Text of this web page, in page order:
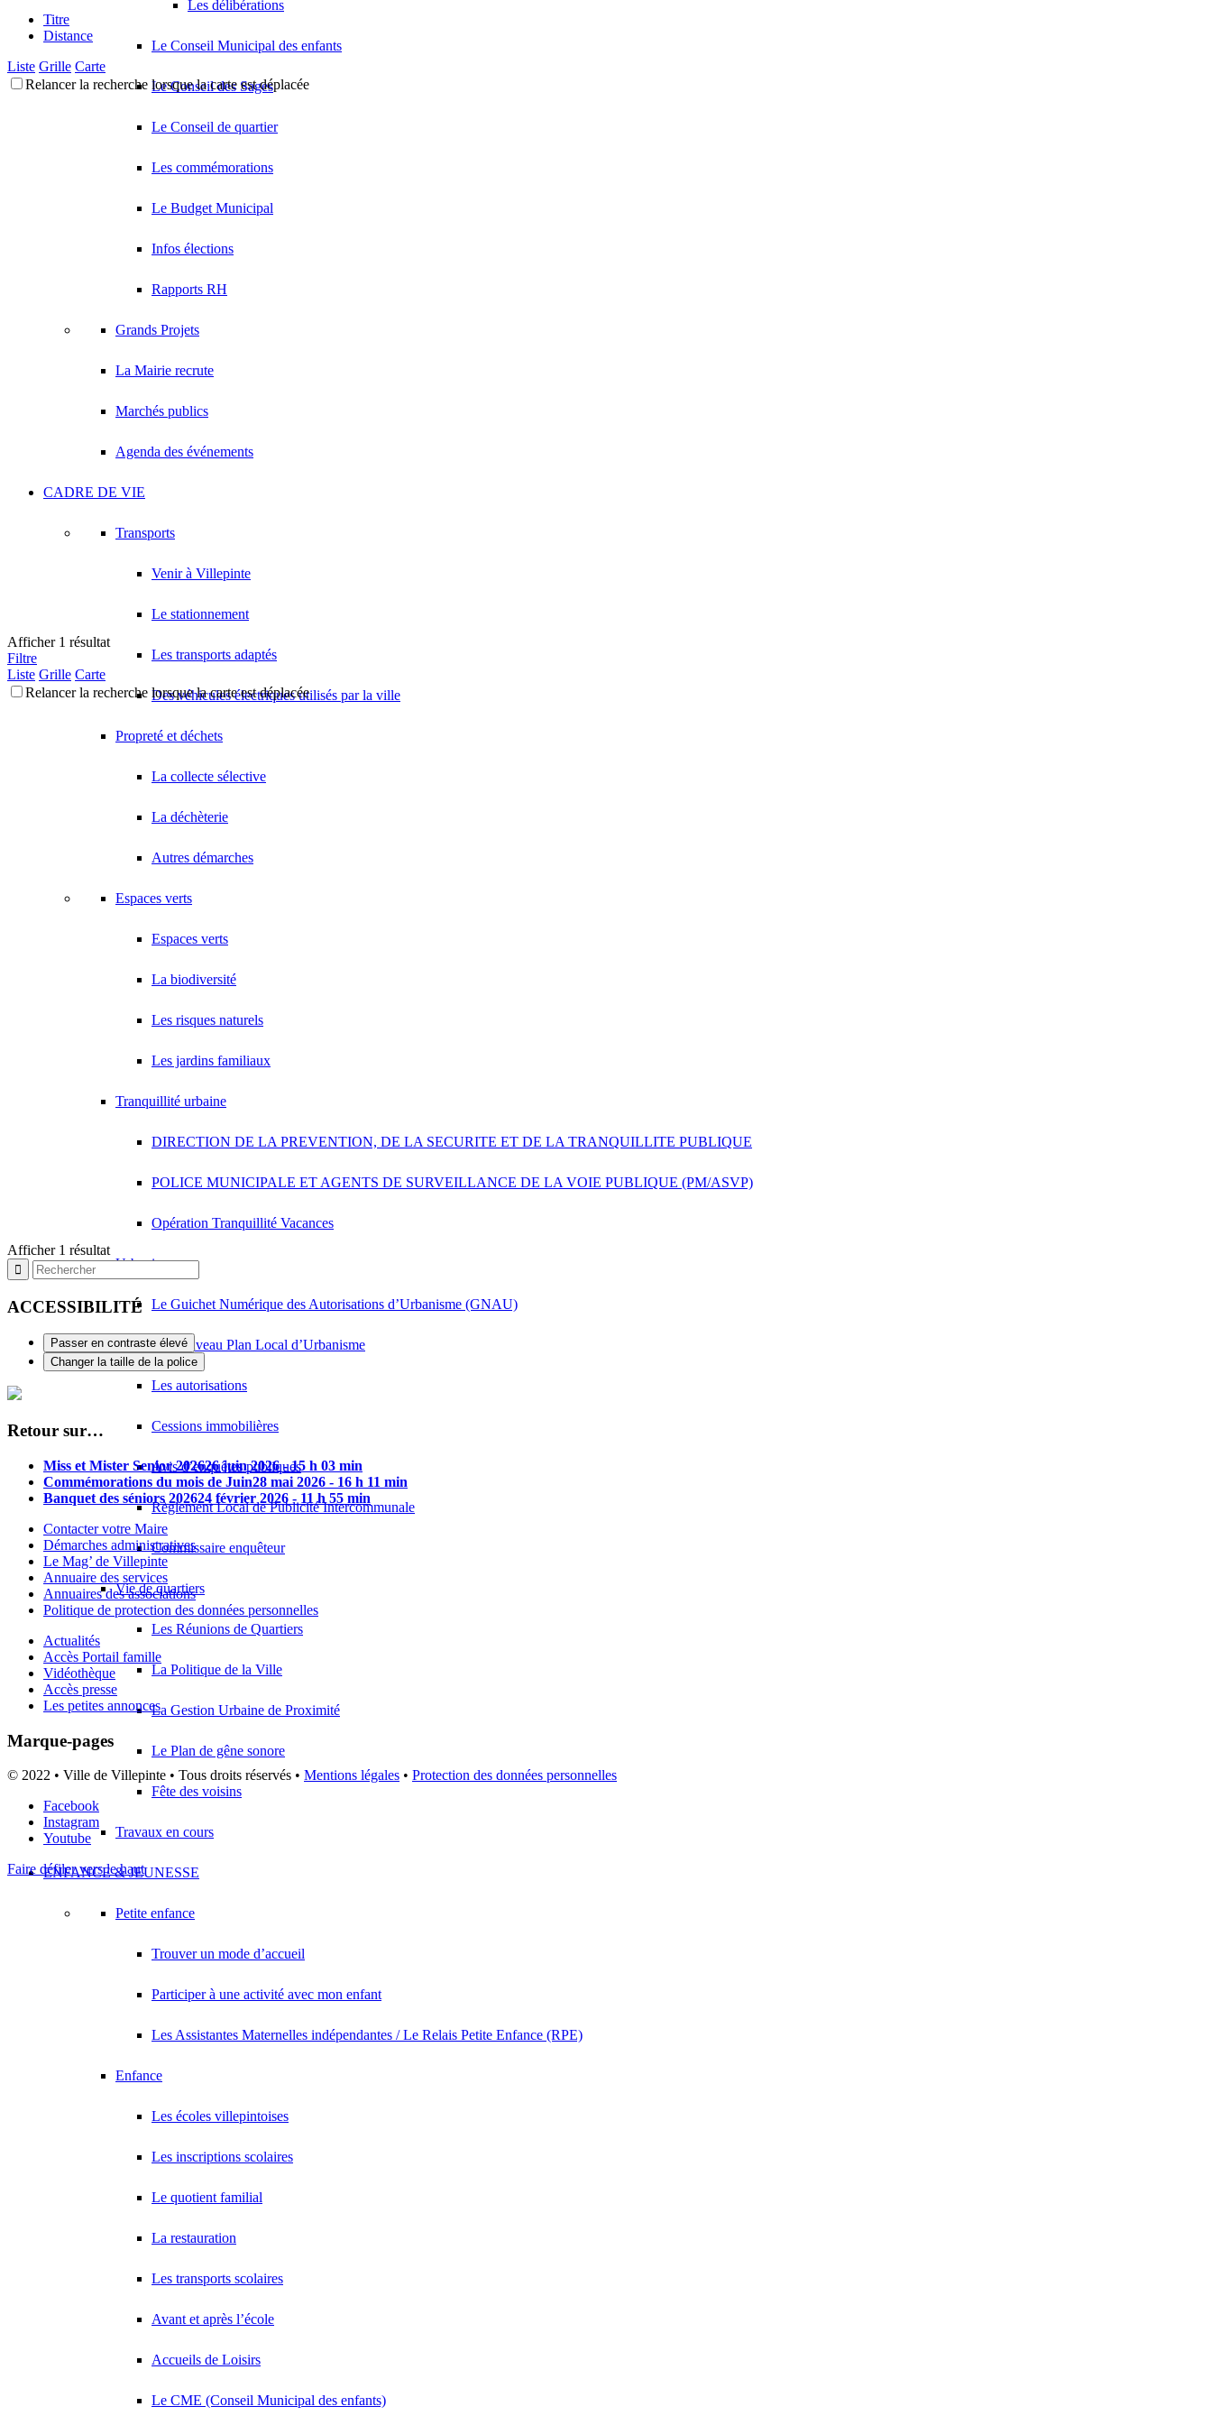
Les délibérations
Le Conseil Municipal des enfants
Le Conseil des Sages
Le Conseil de quartier
Les commémorations
Le Budget Municipal
Infos élections
Rapports RH
Grands Projets
La Mairie recrute
Marchés publics
Agenda des événements
CADRE DE VIE
Transports
Venir à Villepinte
Le stationnement
Les transports adaptés
Des véhicules électriques utilisés par la ville
Propreté et déchets
La collecte sélective
La déchèterie
Autres démarches
Espaces verts
Espaces verts
La biodiversité
Les risques naturels
Les jardins familiaux
Tranquillité urbaine
DIRECTION DE LA PREVENTION, DE LA SECURITE ET DE LA TRANQUILLITE PUBLIQUE
POLICE MUNICIPALE ET AGENTS DE SURVEILLANCE DE LA VOIE PUBLIQUE (PM/ASVP)
Opération Tranquillité Vacances
Urbanisme
Le Guichet Numérique des Autorisations d’Urbanisme (GNAU)
Le Nouveau Plan Local d’Urbanisme
Les autorisations
Cessions immobilières
Avis d’enquêtes publiques
Règlement Local de Publicité Intercommunale
Commissaire enquêteur
Vie de quartiers
Les Réunions de Quartiers
La Politique de la Ville
La Gestion Urbaine de Proximité
Le Plan de gêne sonore
Fête des voisins
Travaux en cours
ENFANCE & JEUNESSE
Petite enfance
Trouver un mode d’accueil
Participer à une activité avec mon enfant
Les Assistantes Maternelles indépendantes / Le Relais Petite Enfance (RPE)
Enfance
Les écoles villepintoises
Les inscriptions scolaires
Le quotient familial
La restauration
Les transports scolaires
Avant et après l’école
Accueils de Loisirs
Le CME (Conseil Municipal des enfants)
Titre
Distance
Liste Grille Carte
Relancer la recherche lorsque la carte est déplacée
Afficher 1 résultat
Filtre
Liste Grille Carte
Relancer la recherche lorsque la carte est déplacée
Afficher 1 résultat
ACCESSIBILITÉ
Passer en contraste élevé
Changer la taille de la police
Retour sur…
Miss et Mister Senior 202626 juin 2026 - 15 h 03 min
Commémorations du mois de Juin28 mai 2026 - 16 h 11 min
Banquet des séniors 202624 février 2026 - 11 h 55 min
Contacter votre Maire
Démarches administratives
Le Mag’ de Villepinte
Annuaire des services
Annuaires des associations
Politique de protection des données personnelles
Actualités
Accès Portail famille
Vidéothèque
Accès presse
Les petites annonces
Marque-pages
© 2022 • Ville de Villepinte • Tous droits réservés • Mentions légales • Protection des données personnelles
Facebook
Instagram
Youtube
Faire défiler vers le haut